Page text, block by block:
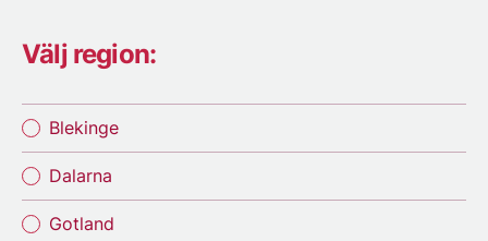
Välj region:
Blekinge
Dalarna
Gotland